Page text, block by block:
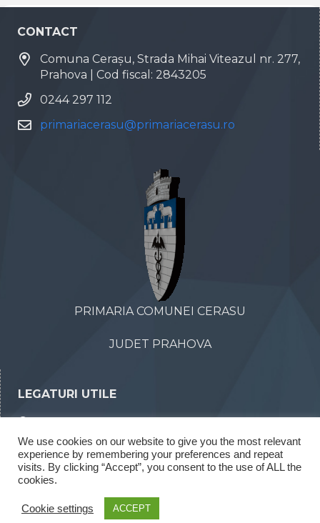
CONTACT
Comuna Cerașu, Strada Mihai Viteazul nr. 277,
Prahova | Cod fiscal: 2843205
0244 297 112
primariacerasu@primariacerasu.ro
PRIMARIA COMUNEI CERASU
JUDET PRAHOVA
LEGATURI UTILE
Declaratii de interese
Rapoarte legea 52/2003
We use cookies on our website to give you the most relevant
experience by remembering your preferences and repeat
visits. By clicking “Accept”, you consent to the use of ALL the
cookies.
Cookie settings ACCEPT